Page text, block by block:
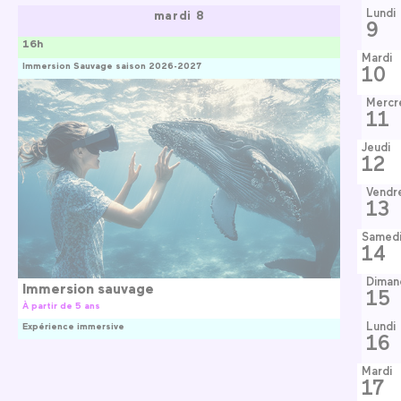
mardi 8
Immersion Sauvage saison 2026-2027
16h
Immersion sauvage
À partir de 5 ans
Expérience immersive
Lundi
9
Mardi
10
11
Jeudi
12
13
Samedi
14
15
Lundi
16
Mardi
17